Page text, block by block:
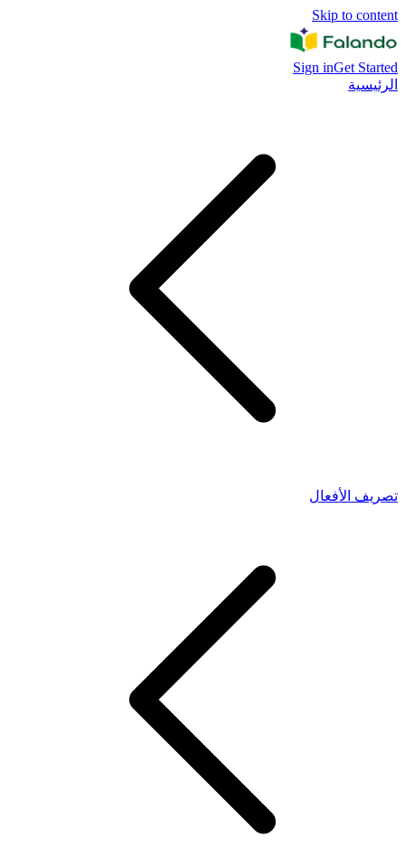
Skip to content
Sign inGet Started
الرئيسية
تصريف الأفعال